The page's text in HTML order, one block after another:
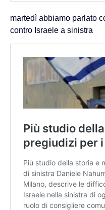
martedì abbiamo parlato
contro Israele a sinistra